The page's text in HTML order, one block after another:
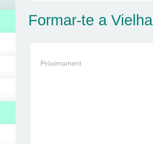
Formar-te a Vielha
Pròximament